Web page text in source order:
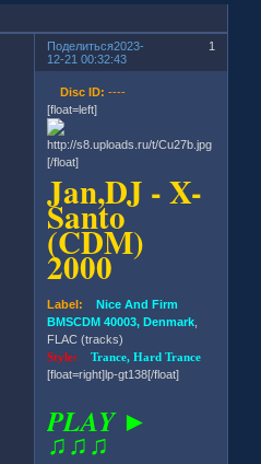
Поделиться 1
2023-
12-21 00:32:43
Disc ID: ----
[float=left]
[/float]
Jan,DJ - X-
Santo
(CDM)
2000
Label: Nice And Firm
BMSCDM 40003, Denmark
FLAC (tracks)
Style:Trance, Hard Trance
[float=right]lp-gt138[/float]
PLAY ►
♫♫♫